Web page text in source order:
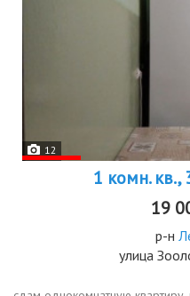
12
1 комн. кв.,
19
р-н
улица